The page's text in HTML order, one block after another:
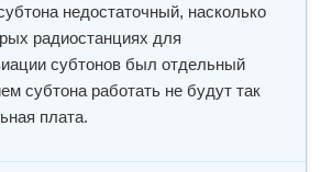
недостаточный, насколько
радиостанциях для
субтонов был отдельный
субтона работать не будут так
плата.